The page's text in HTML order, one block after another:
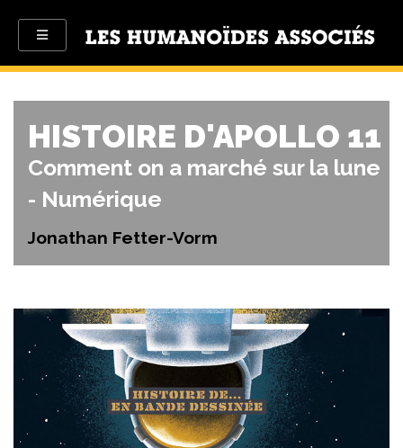
HISTOIRE D'APOLLO 11
Comment on a marché sur la lune
- Numérique
Jonathan Fetter-Vorm